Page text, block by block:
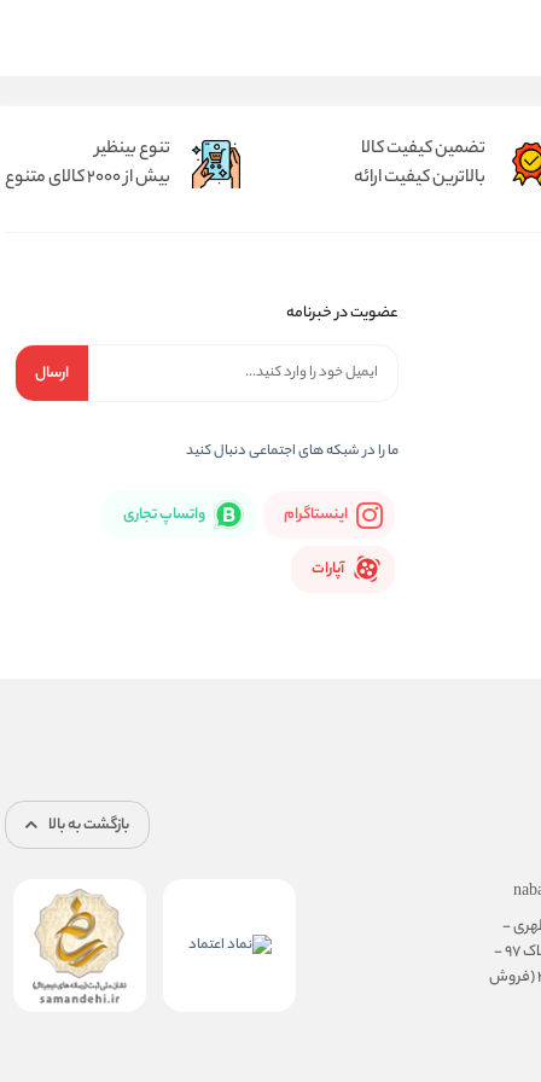
تضمین کیفیت کالا
بالاترین کیفیت ارائه
تنوع بینظیر
بیش از 2000 کالای متنوع
عضویت در خبرنامه
ارسال
ما را در شبكه های اجتماعی دنبال کنید
اینستاگرام واتساپ تجاری
آپارات
-
نرسیده به سهروردی - پلاک 97 -
طبقه ی همکف، واحد 3 (فروش
بازگشت به بالا